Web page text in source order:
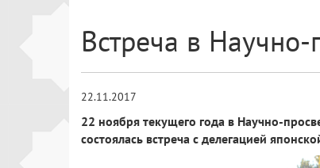
Встреча в
22.11.2017
22 ноября текущего года в Научно-
состоялась встреча с делегацией